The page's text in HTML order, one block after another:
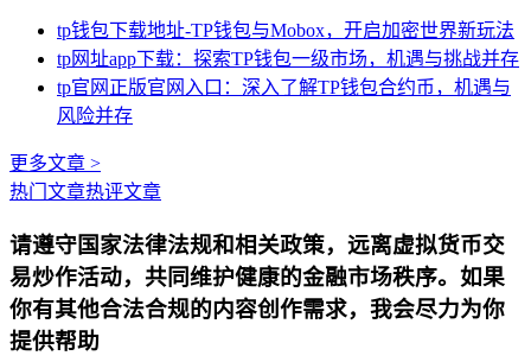
tp钱包下载地址-TP钱包与Mobox，开启加密世界新玩法
tp网址app下载：探索TP钱包一级市场，机遇与挑战并存
tp官网正版官网入口：深入了解TP钱包合约币，机遇与
风险并存
更多文章 >
热门文章热评文章
请遵守国家法律法规和相关政策，远离虚拟货币交
易炒作活动，共同维护健康的金融市场秩序。如果
你有其他合法合规的内容创作需求，我会尽力为你
提供帮助